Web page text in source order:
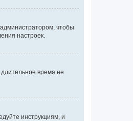
чтобы
настроек.
время не
инструкциям, и